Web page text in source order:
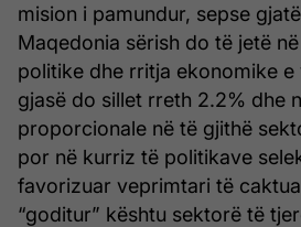
mision i pamundur, sepse
Maqedonia sërish do të jetë
politike dhe rritja ekonomike
gjasë do sillet rreth 2.2% dhe
proporcionale në të gjithë
por në kurriz të politikave
favorizuar veprimtari të
“goditur” kështu sektorë të